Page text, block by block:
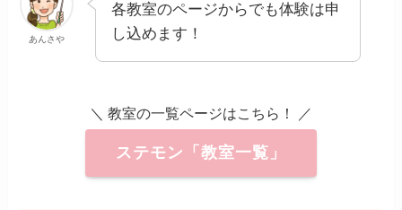
あんさや
各教室のページからでも体験は申
し込めます！
＼ 教室の一覧ページはこちら！ ／
ステモン「教室一覧」